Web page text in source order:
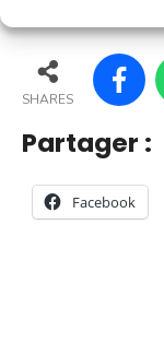
SHARES
Partager :
Facebook